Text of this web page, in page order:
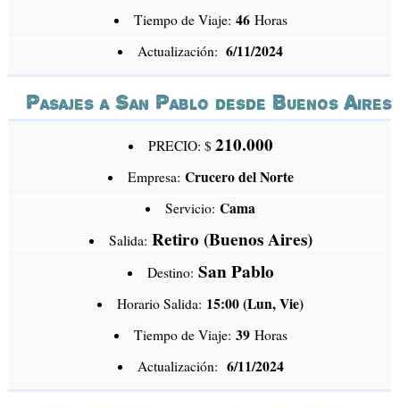
Tiempo de Viaje: 46Horas
Actualización: 6/11/2024
Pasajes a San Pablo desde Buenos Aires
PRECIO: $ 210.000
Empresa: Crucero del Norte
Servicio: Cama
Salida: Retiro (Buenos Aires)
Destino: San Pablo
Horario Salida: 15:00 (Lun, Vie)
Tiempo de Viaje: 39Horas
Actualización: 6/11/2024